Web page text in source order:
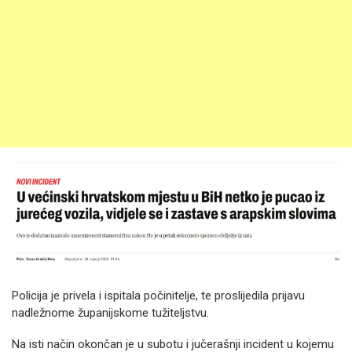
Policija je privela i ispitala počinitelje, te proslijedila prijavu
nadležnome županijskome tužiteljstvu.
Na isti način okončan je u subotu i jučerašnji incident u kojemu